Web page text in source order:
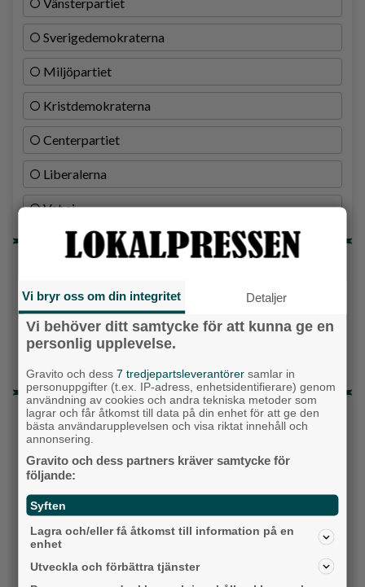
Vänsterpartiet
Sverigedemokraterna
Miljöpartiet
Kristdemokraterna
Centerpartiet
Liberalerna
Vet ej
Topp tre denna veckan
Milstolpen: Ny tunnel är på plats under
järnvägen
Detta händer i Alingsås 3–10 augusti
Då börjar tågen rulla igen: ”Vi ligger bra i fas”
Senaste artiklarna
Alingsås
Vi bryr oss om din integritet Detaljer
Vi behöver ditt samtycke för att kunna ge en
personlig upplevelse.
Gravito och dess7 tredjepartsleverantörer samlar in
personuppgifter (t.ex. IP-adress, enhetsidentifierare) genom
användning av cookies och andra tekniska metoder som
lagrar och får åtkomst till data på din enhet för att ge den
bästa användarupplevelsen och visa riktat innehåll och
annonsering.
Gravito och dess partners kräver samtycke för
följande:
Syften
Lagra och/eller få åtkomst till information på en
enhet
Utveckla och förbättra tjänster